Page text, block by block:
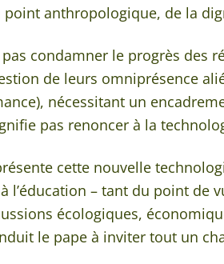
point anthropologique, de la
condamner le progrès des
de leurs omniprésence
nécessitant un
pas renoncer à la
cette nouvelle
l’éducation – tant du point de
écologiques,
le pape à inviter tout un